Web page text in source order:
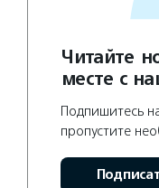
Читайте
месте с
Подпишитесь
пропустите